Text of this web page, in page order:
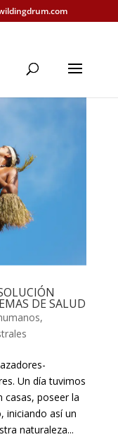
DE SALUD
,
Un día tuvimos
casas, poseer la
iniciando así un
naturaleza...